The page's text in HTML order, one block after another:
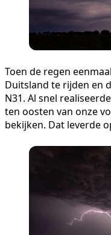
Toen de regen
Duitsland te rijden en
N31. Al snel
ten oosten van onze
bekijken. Dat leverde